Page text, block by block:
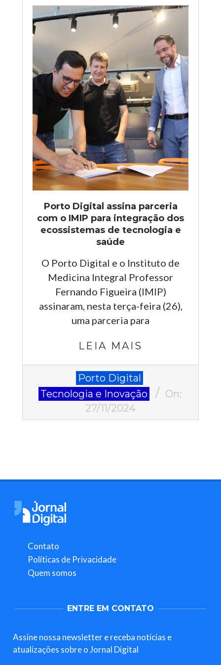
Porto Digital assina parceria
com o IMIP para integração dos
ecossistemas de tecnologia e
saúde
O Porto Digital e o Instituto de
Medicina Integral Professor
Fernando Figueira (IMIP)
assinaram, nesta terça-feira (26),
uma parceria para
LEIA MAIS
Porto Digital
Tecnologia e Inovação
On:
27/11/2024
Contato
Políticas de Privacidade
Quem somos
ENTRE EM CONTATO
Assine nossa newsletter e receba notícias e
atualizações sobre o Jornal Digital